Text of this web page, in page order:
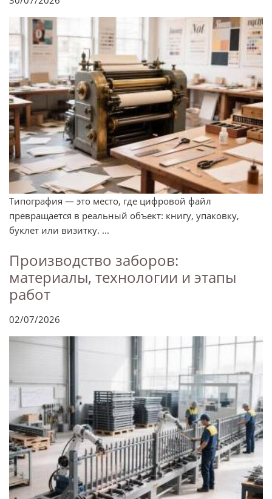
Типография — это место, где цифровой файл
превращается в реальный объект: книгу, упаковку,
буклет или визитку. ...
Производство заборов:
материалы, технологии и этапы
работ
02/07/2026